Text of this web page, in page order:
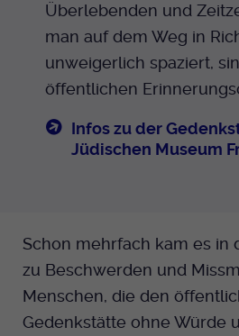
Überlebenden und
man auf dem Weg in
unweigerlich spaziert,
öffentlichen
Infos zu der
Jüdischen Museum
Schon mehrfach kam es in
zu Beschwerden und
Menschen, die den
Gedenkstätte ohne Würde